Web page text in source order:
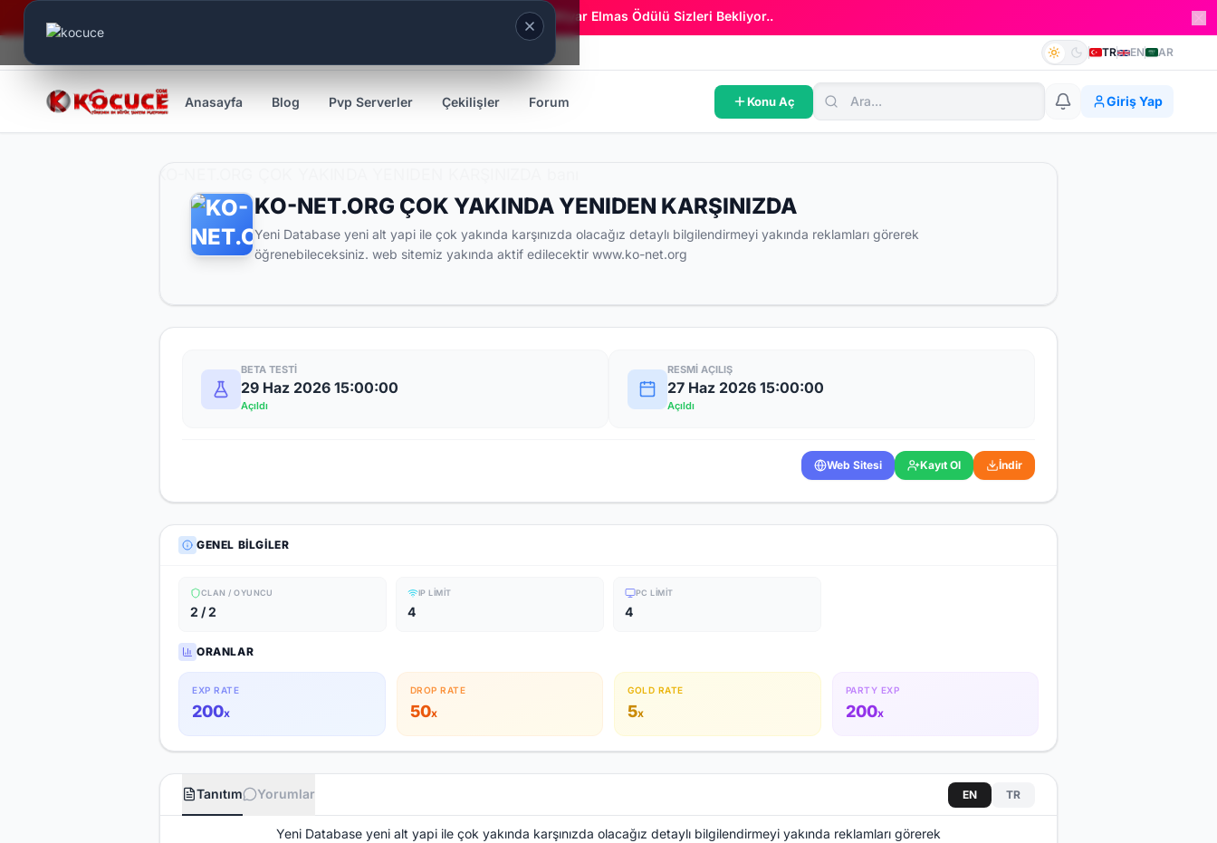
Era Online - 2 Milyar Elmas Ödülü Sizleri Bekliyor..
TR EN AR
Anasayfa Blog Pvp Serverler Çekilişler Forum Konu Aç Giriş Yap
KO-NET.ORG ÇOK YAKINDA YENIDEN KARŞINIZDA
Yeni Database yeni alt yapi ile çok yakında karşınızda olacağız detaylı bilgilendirmeyi yakında reklamları görerek
öğrenebileceksiniz. web sitemiz yakında aktif edilecektir www.ko-net.org
BETA TESTI
29 Haz 2026 15:00:00
Açıldı
RESMI AÇILIŞ
27 Haz 2026 15:00:00
Açıldı
Web Sitesi Kayıt Ol İndir
GENEL BILGILER
CLAN / OYUNCU
2 / 2
IP LIMIT
4
PC LIMIT
4
ORANLAR
EXP RATE
200x
DROP RATE
50x
GOLD RATE
5x
PARTY EXP
200x
Tanıtım Yorumlar EN TR
Yeni Database yeni alt yapi ile çok yakında karşınızda olacağız detaylı bilgilendirmeyi yakında reklamları görerek